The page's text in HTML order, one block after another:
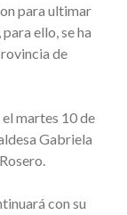
para ultimar
ello, se ha
de
martes 10 de
Gabriela
con su